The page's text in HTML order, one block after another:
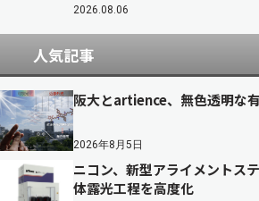
2026.08.06
人気記事
阪大とartience、無色透明な
2026年8月5日
ニコン、新型アライメント
体露光工程を高度化